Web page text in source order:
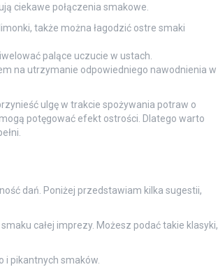
ciekawe połączenia smakowe.
także można łagodzić ostre smaki
palące uczucie w ustach.
na utrzymanie odpowiedniego nawodnienia w
ulgę w trakcie spożywania potraw o
potęgować efekt ostrości. Dlatego warto
dań. Poniżej przedstawiam kilka sugestii,
całej imprezy. Możesz podać takie klasyki,
i pikantnych smaków.